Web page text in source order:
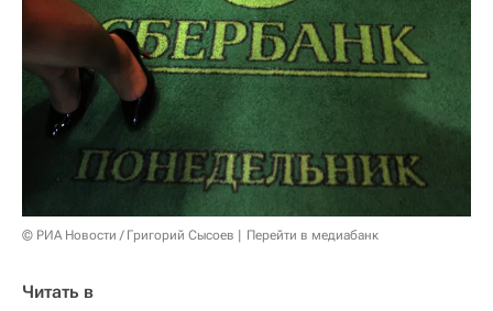
© РИА Новости / Григорий Сысоев Перейти в медиабанк
Читать в